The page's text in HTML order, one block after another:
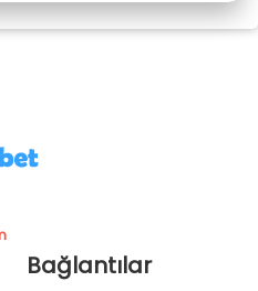
Bağlantılar